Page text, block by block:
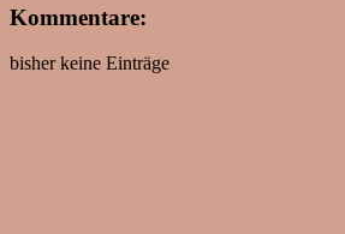
Kommentare:
bisher keine Einträge